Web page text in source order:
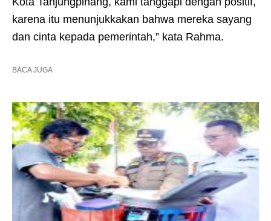
karena itu menunjukkakan bahwa mereka sayang
dan cinta kepada pemerintah,” kata Rahma.
BACA JUGA